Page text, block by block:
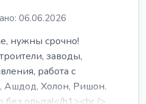
06.06.2026
нужны срочно!
заводы,
работа с
Ашдод, Холон, Ришон.